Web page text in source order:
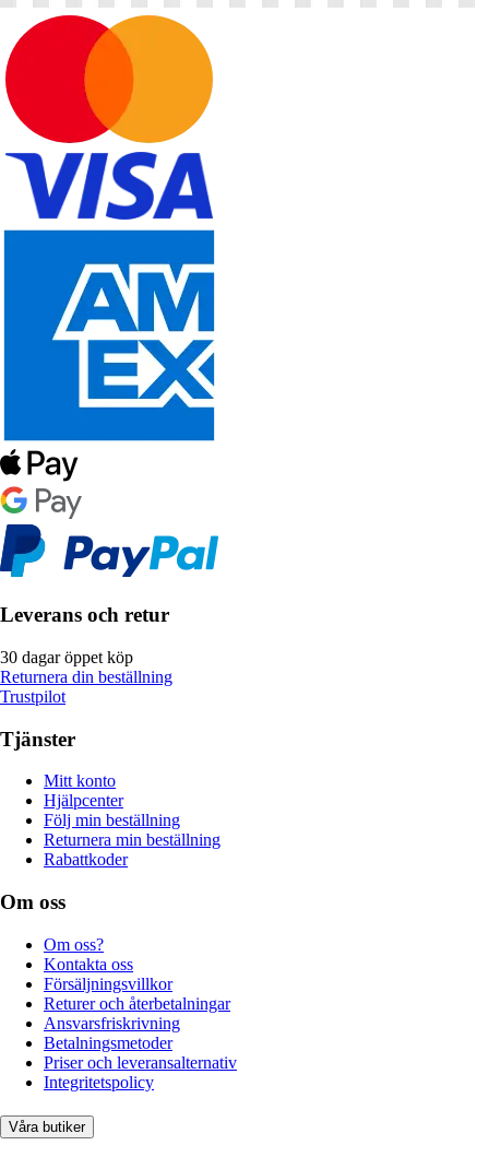
Leverans och retur
30 dagar öppet köp
Returnera din beställning
Trustpilot
Tjänster
Mitt konto
Hjälpcenter
Följ min beställning
Returnera min beställning
Rabattkoder
Om oss
Om oss?
Kontakta oss
Försäljningsvillkor
Returer och återbetalningar
Ansvarsfriskrivning
Betalningsmetoder
Priser och leveransalternativ
Integritetspolicy
Våra butiker